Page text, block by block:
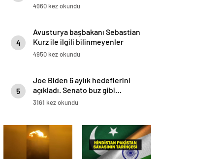
4960 kez okundu
4
Avusturya başbakanı Sebastian
Kurz ile ilgili bilinmeyenler
4950 kez okundu
5
Joe Biden 6 aylık hedeflerini
açıkladı. Senato buz gibi…
3161 kez okundu